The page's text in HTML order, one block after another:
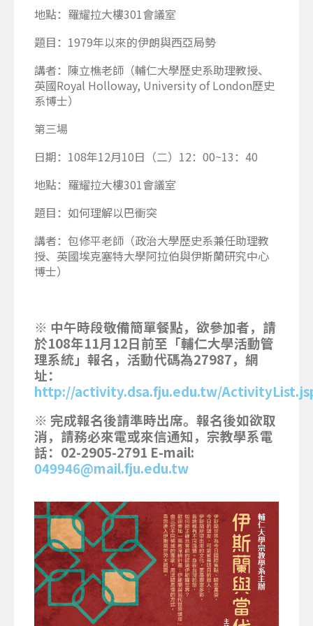
地點：羅耀拉大樓301會議室
題目：1979年以來的伊朗與西亞局勢
講者：陳立樵老師（輔仁大學歷史系助理教授、
英國Royal Holloway, University of London歷史
系博士）
第三場
日期：108年12月10日（二）12：00~13：40
地點：羅耀拉大樓301會議室
題目：如何理解以巴衝突
講者：包修平老師（政治大學歷史系兼任助理教
授、英國埃克塞特大學阿拉伯與伊斯蘭研究中心
博士）
※ 中午時段敬備簡單餐點，欲參加者，請
於108年11月12日前至「輔仁大學活動管
理系統」報名，活動代碼為27987，網
址：
http://activity.dsa.fju.edu.tw/
※ 完成報名後請準時出席。報名後如欲取
消，請務必來電或來信通知，宗教學系電
話：02-2905-2791 E-mail: